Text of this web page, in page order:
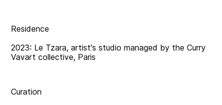
Residence
2023: Le Tzara, artist's studio managed by the Curry
Vavart collective, Paris
Curation